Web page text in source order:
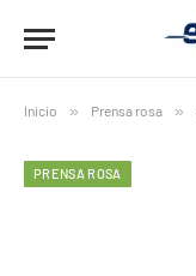
Inicio » Prensa rosa »
PRENSA ROSA